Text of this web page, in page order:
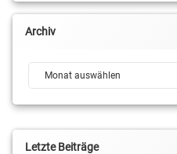
Decker
Tobias
Archiv
Archiv
Letzte Beiträge